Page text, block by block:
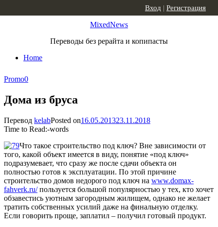
MixedNews
Переводы без рерайта и копипасты
Home
Вход | Регистрация
Promo0
Дома из бруса
Перевод kelabPosted on16.05.201323.11.2018
Time to Read:-words
Что такое строительство под ключ? Вне зависимости от
того, какой объект имеется в виду, понятие «под ключ»
подразумевает, что сразу же после сдачи объекта он
полностью готов к эксплуатации. По этой причине
строительство домов недорого под ключ на www.domax-
fahverk.ru/пользуется большой популярностью у тех, кто хочет
обзавестись уютным загородным жилищем, однако не желает
тратить собственных усилий даже на финальную отделку.
Если говорить проще, заплатил – получил готовый продукт.